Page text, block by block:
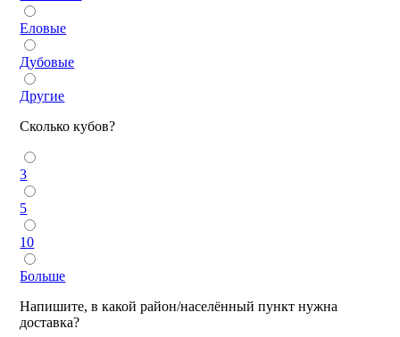
Еловые
Дубовые
Другие
Сколько кубов?
3
5
10
Больше
Напишите, в какой район/населённый пункт нужна
доставка?